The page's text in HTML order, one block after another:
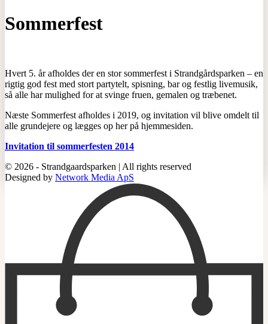
Sommerfest
Hvert 5. år afholdes der en stor sommerfest i Strandgårdsparken – en
rigtig god fest med stort partytelt, spisning, bar og festlig livemusik,
så alle har mulighed for at svinge fruen, gemalen og træbenet.
Næste Sommerfest afholdes i 2019, og invitation vil blive omdelt til
alle grundejere og lægges op her på hjemmesiden.
Invitation til sommerfesten 2014
© 2026 - Strandgaardsparken | All rights reserved
Designed by Network Media ApS